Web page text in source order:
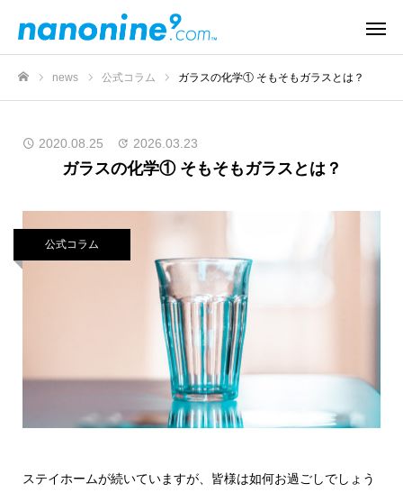
news 公式コラム ガラスの化学① そもそもガラスとは？
2020.08.25 2026.03.23
ガラスの化学① そもそもガラスとは？
公式コラム
ステイホームが続いていますが、皆様は如何お過ごしでしょう